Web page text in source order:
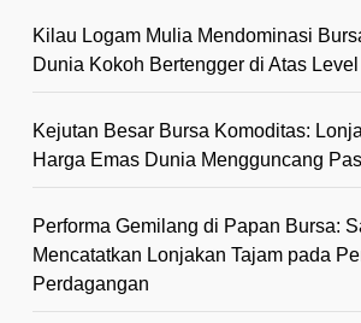
Kilau Logam Mulia Mendominasi
Dunia Kokoh Bertengger di Atas
Kejutan Besar Bursa Komoditas:
Harga Emas Dunia Mengguncang
Performa Gemilang di Papan Bursa:
Mencatatkan Lonjakan Tajam pada
Perdagangan